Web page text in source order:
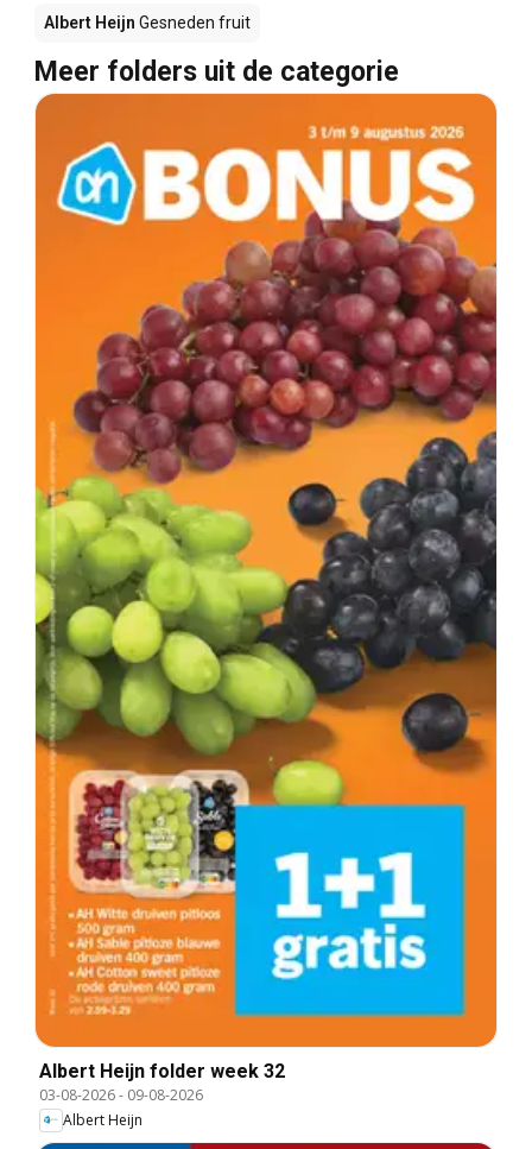
Albert Heijn Gesneden fruit
Meer folders uit de categorie
Albert Heijn folder week 32
03-08-2026- 09-08-2026
Albert Heijn